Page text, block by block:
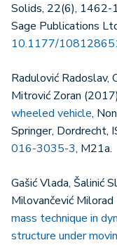
Solids, 22(6), 1462-
Sage Publications
10.1177/
Radulović Radoslav,
Mitrović Zoran
wheeled vehicle,
Springer, Dordrecht,
016-3035-3, M21a.
Gašić Vlada, Šalinić
Milovančević
mass technique in
structure under